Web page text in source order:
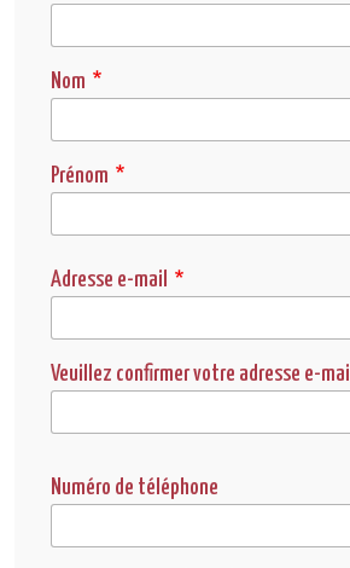
Nom
Prénom
Adresse e-mail
Adresse e-mail
Veuillez confirmer votre adresse e-mail
Numéro de téléphone